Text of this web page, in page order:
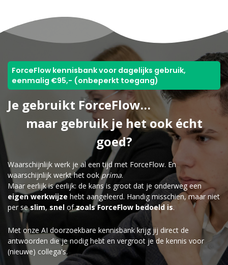
ForceFlow kennisbank voor dagelijks gebruik,
eenmalig €95,- (onbeperkt toegang)
Je gebruikt ForceFlow…
maar gebruik je het ook écht
goed?
Waarschijnlijk werk je al een tijd met ForceFlow. En
waarschijnlijk werkt het ookprima.
Maar eerlijk is eerlijk: de kans is groot dat je onderweg een
eigen werkwijze hebt aangeleerd. Handig misschien, maar niet
per seslim,snel ofzoals ForceFlow bedoeld is.
Met onze AI doorzoekbare kennisbank krijg jij direct de
antwoorden die je nodig hebt en vergroot je de kennis voor
(nieuwe) collega's.